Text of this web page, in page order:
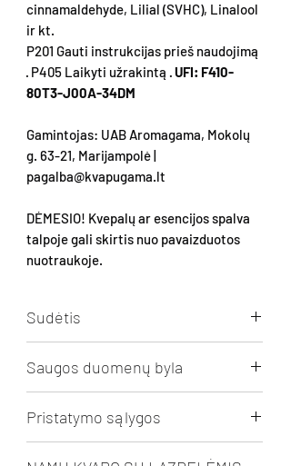
cinnamaldehyde, Lilial (SVHC), Linalool
ir kt.
P201 Gauti instrukcijas prieš naudojimą
· P405 Laikyti užrakintą ·UFI: F410-
80T3-J00A-34DM
Gamintojas: UAB Aromagama, Mokolų
g. 63-21, Marijampolė |
pagalba@kvapugama.lt
DĖMESIO! Kvepalų ar esencijos spalva
talpoje gali skirtis nuo pavaizduotos
nuotraukoje.
Sudėtis
mišinys 30%: Dipropylene glycol, d-
Limonene, Galaxolide, Benzyl salicylate,
alpha-Hexyl cinnamaldehyde, 4-
Undecanolide, 2-Methyl-3-(4-tert-
Saugos duomenų byla
peržiūrėti.
Pristatymo sąlygos